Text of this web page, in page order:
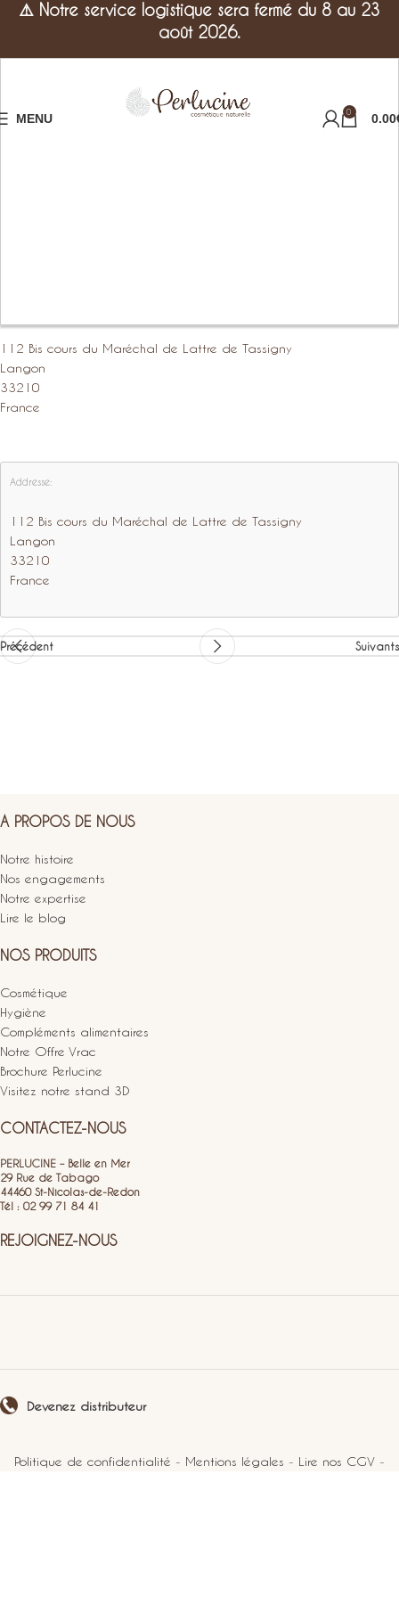
MENU 0 0.00
112 Bis cours du Maréchal de Lattre de Tassigny
Langon
33210
France
Addresse:
112 Bis cours du Maréchal de Lattre de Tassigny
Langon
33210
France
Précédent Suivants
A PROPOS DE NOUS
Notre histoire
Nos engagements
Notre expertise
Lire le blog
NOS PRODUITS
Cosmétique
Hygiène
Compléments alimentaires
Notre Offre Vrac
Brochure Perlucine
Visitez notre stand 3D
CONTACTEZ-NOUS
PERLUCINE – Belle en Mer
29 Rue de Tabago
44460 St-Nicolas-de-Redon
Tél : 02 99 71 84 41
REJOIGNEZ-NOUS
Devenez distributeur
Politique de confidentialité - Mentions légales - Lire nos CGV -
⚠️ Notre service logistique sera fermé du 8 au 23
août 2026.